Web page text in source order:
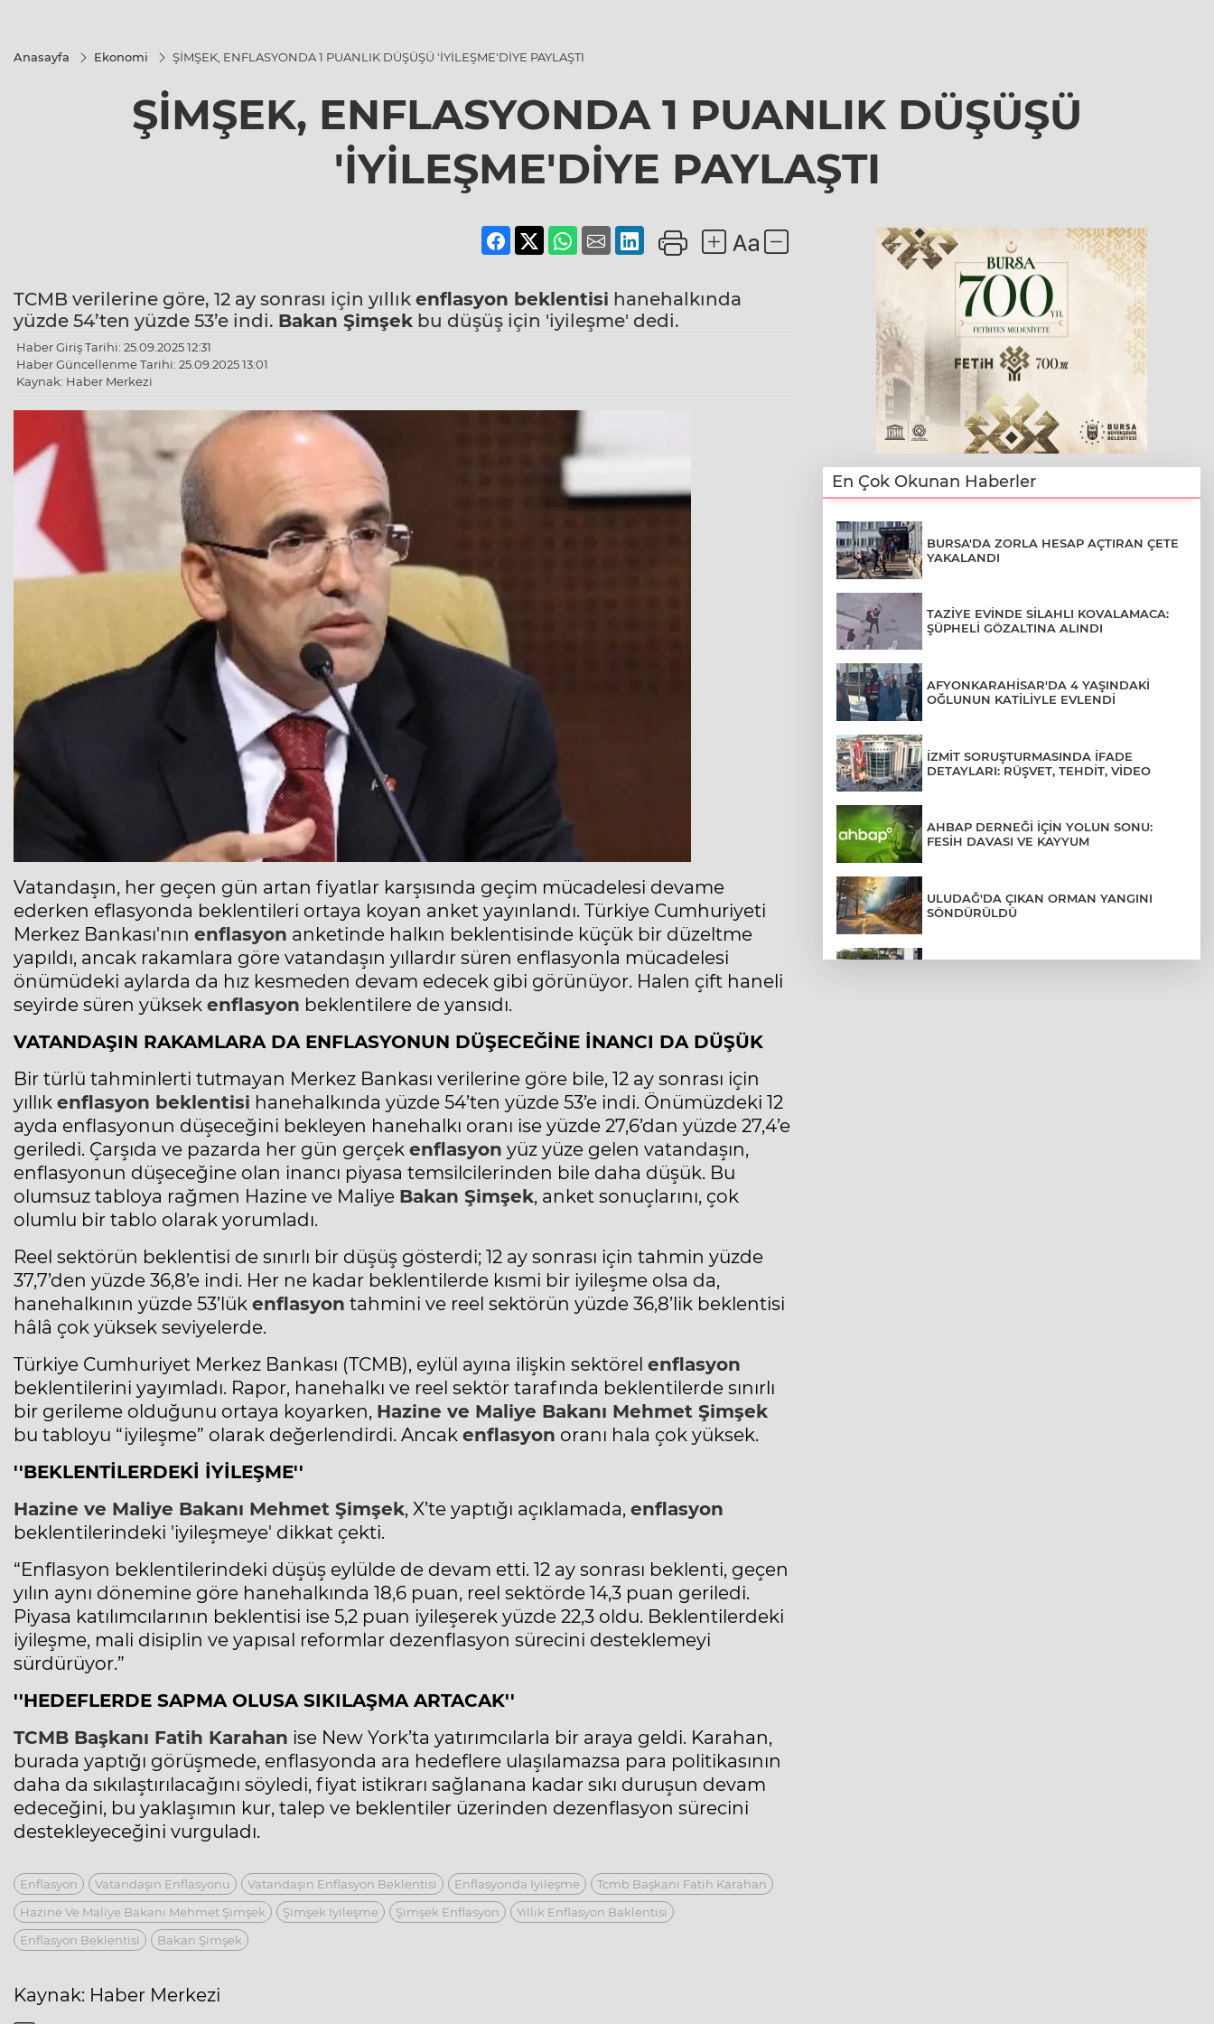
Anasayfa Ekonomi ŞİMŞEK, ENFLASYONDA 1 PUANLIK DÜŞÜŞÜ 'İYİLEŞME'DİYE PAYLAŞTI
ŞİMŞEK, ENFLASYONDA 1 PUANLIK DÜŞÜŞÜ
'İYİLEŞME'DİYE PAYLAŞTI
TCMB verilerine göre, 12 ay sonrası için yıllık enflasyon beklentisi hanehalkında
yüzde 54’ten yüzde 53’e indi. Bakan Şimşek bu düşüş için 'iyileşme' dedi.
Haber Giriş Tarihi: 25.09.2025 12:31
Haber Güncellenme Tarihi: 25.09.2025 13:01
Kaynak: Haber Merkezi
Vatandaşın, her geçen gün artan fiyatlar karşısında geçim mücadelesi devame
ederken eflasyonda beklentileri ortaya koyan anket yayınlandı. Türkiye Cumhuriyeti
Merkez Bankası'nın enflasyon anketinde halkın beklentisinde küçük bir düzeltme
yapıldı, ancak rakamlara göre vatandaşın yıllardır süren enflasyonla mücadelesi
önümüdeki aylarda da hız kesmeden devam edecek gibi görünüyor. Halen çift haneli
seyirde süren yüksek enflasyon beklentilere de yansıdı.
VATANDAŞIN RAKAMLARA DA ENFLASYONUN DÜŞECEĞİNE İNANCI DA DÜŞÜK
Bir türlü tahminlerti tutmayan Merkez Bankası verilerine göre bile, 12 ay sonrası için
yıllık enflasyon beklentisi hanehalkında yüzde 54’ten yüzde 53’e indi. Önümüzdeki 12
ayda enflasyonun düşeceğini bekleyen hanehalkı oranı ise yüzde 27,6’dan yüzde 27,4’e
geriledi. Çarşıda ve pazarda her gün gerçek enflasyon yüz yüze gelen vatandaşın,
enflasyonun düşeceğine olan inancı piyasa temsilcilerinden bile daha düşük. Bu
olumsuz tabloya rağmen Hazine ve Maliye Bakan Şimşek, anket sonuçlarını, çok
olumlu bir tablo olarak yorumladı.
Reel sektörün beklentisi de sınırlı bir düşüş gösterdi; 12 ay sonrası için tahmin yüzde
37,7’den yüzde 36,8’e indi. Her ne kadar beklentilerde kısmi bir iyileşme olsa da,
hanehalkının yüzde 53’lük enflasyon tahmini ve reel sektörün yüzde 36,8’lik beklentisi
hâlâ çok yüksek seviyelerde.
Türkiye Cumhuriyet Merkez Bankası (TCMB), eylül ayına ilişkin sektörel enflasyon
beklentilerini yayımladı. Rapor, hanehalkı ve reel sektör tarafında beklentilerde sınırlı
bir gerileme olduğunu ortaya koyarken, Hazine ve Maliye Bakanı Mehmet Şimşek
bu tabloyu “iyileşme” olarak değerlendirdi. Ancak enflasyon oranı hala çok yüksek.
''BEKLENTİLERDEKİ İYİLEŞME''
Hazine ve Maliye Bakanı Mehmet Şimşek, X’te yaptığı açıklamada, enflasyon
beklentilerindeki 'iyileşmeye' dikkat çekti.
“Enflasyon beklentilerindeki düşüş eylülde de devam etti. 12 ay sonrası beklenti, geçen
yılın aynı dönemine göre hanehalkında 18,6 puan, reel sektörde 14,3 puan geriledi.
Piyasa katılımcılarının beklentisi ise 5,2 puan iyileşerek yüzde 22,3 oldu. Beklentilerdeki
iyileşme, mali disiplin ve yapısal reformlar dezenflasyon sürecini desteklemeyi
sürdürüyor.”
''HEDEFLERDE SAPMA OLUSA SIKILAŞMA ARTACAK''
TCMB Başkanı Fatih Karahan ise New York’ta yatırımcılarla bir araya geldi. Karahan,
burada yaptığı görüşmede, enflasyonda ara hedeflere ulaşılamazsa para politikasının
daha da sıkılaştırılacağını söyledi, fiyat istikrarı sağlanana kadar sıkı duruşun devam
edeceğini, bu yaklaşımın kur, talep ve beklentiler üzerinden dezenflasyon sürecini
destekleyeceğini vurguladı.
Enflasyon Vatandaşın Enflasyonu Vatandaşın Enflasyon Beklentisi Enflasyonda Iyileşme
Tcmb Başkanı Fatih Karahan
Hazine Ve Maliye Bakanı Mehmet Şimşek
Şimşek Iyileşme Şimşek Enflasyon
Yıllık Enflasyon Baklentisi
Enflasyon Beklentisi
Bakan Şimşek
Kaynak: Haber Merkezi
En Çok Okunan Haberler
BURSA'DA ZORLA HESAP AÇTIRAN ÇETE
YAKALANDI
TAZİYE EVİNDE SİLAHLI KOVALAMACA:
ŞÜPHELİ GÖZALTINA ALINDI
AFYONKARAHİSAR'DA 4 YAŞINDAKİ
OĞLUNUN KATİLİYLE EVLENDİ
İZMİT SORUŞTURMASINDA İFADE
DETAYLARI: RÜŞVET, TEHDİT, VİDEO
AHBAP DERNEĞİ İÇİN YOLUN SONU:
FESİH DAVASI VE KAYYUM
ULUDAĞ'DA ÇIKAN ORMAN YANGINI
SÖNDÜRÜLDÜ